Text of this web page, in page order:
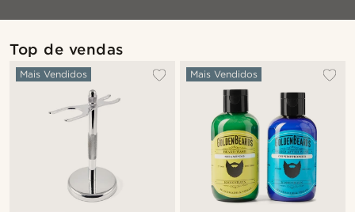
Top de vendas
Mais Vendidos Mais Vendidos